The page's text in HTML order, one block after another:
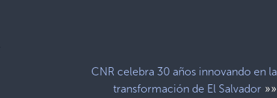
CNR celebra 30 años innovando en la
transformación de El Salvador»»